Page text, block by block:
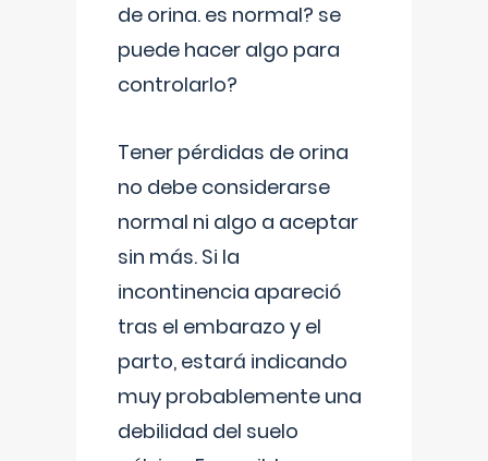
de orina. es normal? se
puede hacer algo para
controlarlo?
Tener pérdidas de orina
no debe considerarse
normal ni algo a aceptar
sin más. Si la
incontinencia apareció
tras el embarazo y el
parto, estará indicando
muy probablemente una
debilidad del suelo